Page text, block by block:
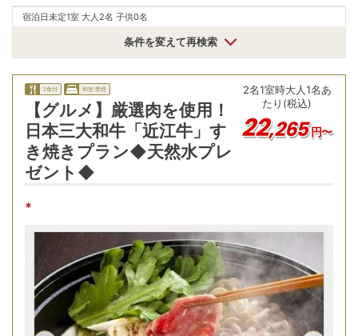
宿泊日未定1室 大人2名 子供0名
条件を変えて再検索
2食付 和室:禁煙
【グルメ】厳選肉を使用！
日本三大和牛「近江牛」す
き焼きプラン◆天然水プレ
ゼント◆
2名1室時大人1名あ
たり(税込)
22,265円〜
*